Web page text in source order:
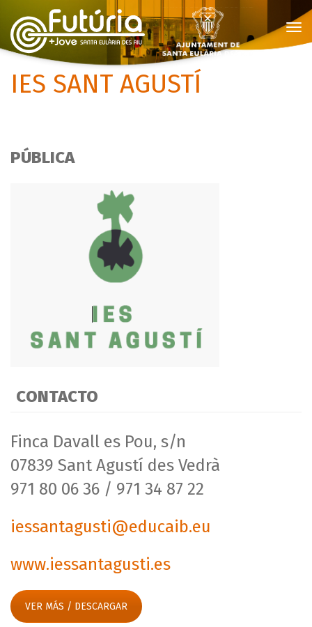
IES SANT AGUSTÍ
PÚBLICA
CONTACTO
Finca Davall es Pou, s/n
07839 Sant Agustí des Vedrà
971 80 06 36 / 971 34 87 22
iessantagusti@educaib.eu
www.iessantagusti.es
VER MÁS / DESCARGAR